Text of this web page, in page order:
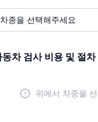
동차 검사 비용 및 절차
위에서 차종을